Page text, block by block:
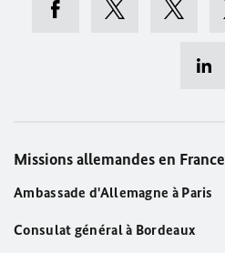
Missions allemandes en France
Ambassade d'Allemagne à Paris
Consulat général à Bordeaux